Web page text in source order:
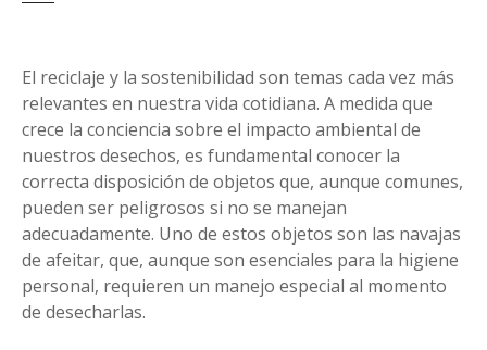
El reciclaje y la sostenibilidad son temas cada vez más
relevantes en nuestra vida cotidiana. A medida que
crece la conciencia sobre el impacto ambiental de
nuestros desechos, es fundamental conocer la
correcta disposición de objetos que, aunque comunes,
pueden ser peligrosos si no se manejan
adecuadamente. Uno de estos objetos son las navajas
de afeitar, que, aunque son esenciales para la higiene
personal, requieren un manejo especial al momento
de desecharlas.